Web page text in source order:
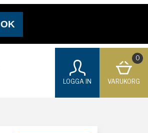
LOGGA IN
0
VARUKORG